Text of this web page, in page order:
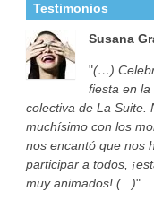
Testimonios
Susana
"(…)
fiesta en la
colectiva de La Suite.
muchísimo con los
nos encantó que nos
participar a todos,
muy animados! (...)"